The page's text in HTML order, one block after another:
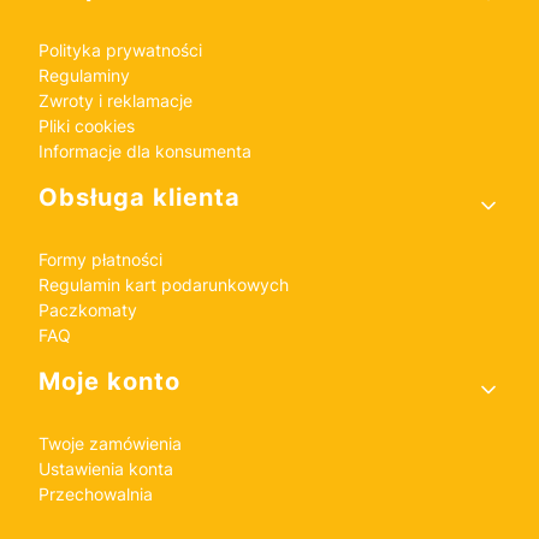
Polityka prywatności
Regulaminy
Zwroty i reklamacje
Pliki cookies
Informacje dla konsumenta
Obsługa klienta
Formy płatności
Regulamin kart podarunkowych
Paczkomaty
FAQ
Moje konto
Twoje zamówienia
Ustawienia konta
Przechowalnia